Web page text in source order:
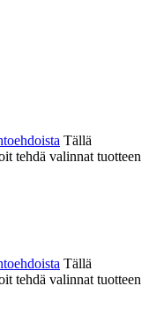
Tällä
tehdä valinnat tuotteen
Tällä
tehdä valinnat tuotteen